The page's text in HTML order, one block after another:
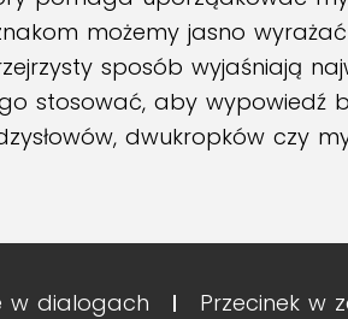
możemy jasno
sposób wyjaśniają
stosować, aby wypowiedź
dwukropków czy
w dialogach Przecinek w